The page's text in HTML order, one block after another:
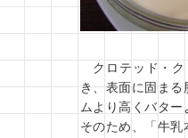
クロテッド・
き、表面に固まる
ムより高くバタ
そのため、「牛